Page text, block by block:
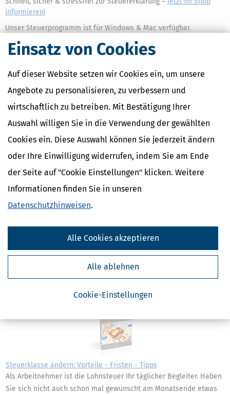
Einsatz von Cookies
Auf dieser Website setzen wir Cookies ein, um unsere
Angebote zu personalisieren, zu verbessern und
wirtschaftlich zu betreiben. Mit Bestätigung Ihrer
Auswahl willigen Sie in die Verwendung der gewählten
Cookies ein. Diese Auswahl können Sie jederzeit ändern
oder Ihre Einwilligung widerrufen, indem Sie am Ende
der Seite auf "Cookie Einstellungen" klicken. Weitere
Informationen finden Sie in unseren
Datenschutzhinweisen.
Cookie-Einstellungen
Alle ablehnen
Alle Cookies akzeptieren
informieren!
Unser Steuerprogramm ist für Windows & Mac verfügbar.
NEU:
SteuerSparErklärung Online – ideal auch für die Nutzer von
Linuxund anderen Open Source Betriebssystemen.
(Autor: Redaktion Steuertipps • letzte Änderung: 12. Januar 2026)
Erben, Vererben & Schenken
Selbstständigkeit
Verwandte Lexikon-Begriffe
Arbeitslohn
Einkünfte
Passende Ratgeber
Steuerklasse ändern: Vorteile - Fristen - Tipps
Als Arbeitnehmer ist die Lohnsteuer Ihr täglicher Begleiter. Haben
Sie sich nicht auch schon mal gewünscht am Monatsende etwas